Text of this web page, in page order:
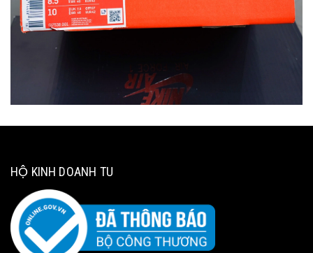
HỘ KINH DOANH TU